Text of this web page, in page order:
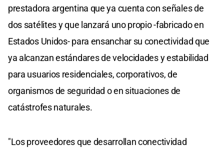
prestadora argentina que ya cuenta con señales de
dos satélites y que lanzará uno propio -fabricado en
Estados Unidos- para ensanchar su conectividad que
ya alcanzan estándares de velocidades y estabilidad
para usuarios residenciales, corporativos, de
organismos de seguridad o en situaciones de
catástrofes naturales.
"Los proveedores que desarrollan conectividad